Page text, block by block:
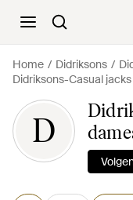
Home Didriksons
Didriksons-Casual jacks
D